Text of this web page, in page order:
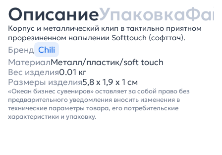
ОписаниеУпаковка
Корпус и металлический клип в тактильно приятном
прорезиненном напылении Softtouch (софттач).
Бренд Chili
МатериалМеталл/пластик/soft touch
Вес изделия0.01 кг
Размеры изделия5,8 х 1,9 х 1 см
«Океан бизнес сувениров» оставляет за собой право без
предварительного уведомления вносить изменения в
технические параметры товара, его потребительские
характеристики и упаковку.